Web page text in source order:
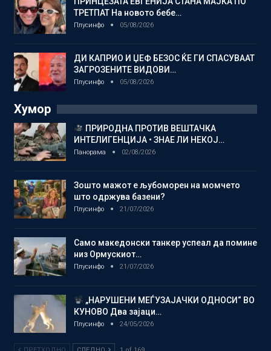
ТРЕТПАТ На новото бебе…
Плусинфо 05/08/2026
ДИ КАПРИО И ЏЕФ БЕЗОС ЌЕ ГИ СПАСУВААТ
ЗАГРОЗЕНИТЕ ВИДОВИ…
Плусинфо 05/08/2026
Хумор
ПРИРОДНА ПРОТИВ ВЕШТАЧКА
ИНТЕЛИГЕНЦИЈА • ЗНАЕ ЛИ НЕКОЈ…
Панорама 02/08/2026
Зошто мажот е љубоморен на момчето
што одржува базени?
Плусинфо 21/07/2026
Само македонски танкер успеал да помине
низ Ормускиот…
Плусинфо 21/07/2026
„НАРУШЕНИ МЕЃУЗАЈАЧКИ ОДНОСИ“ ВО
КУНОВО Два зајаци…
Плусинфо 24/05/2026